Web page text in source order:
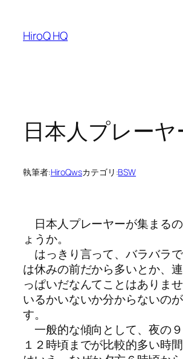
HiroQ HQ
日本人プレーヤ
執筆者:HiroQwsカテゴリ:BSW
日本人プレーヤーが集まる
ょうか。
はっきり言って、バラバラ
は休みの前だから多いとか、
っぱいだなんてことはありませ
いるかいないか分からないの
す。
一般的な傾向として、夜の
１２時頃までが比較的多い時